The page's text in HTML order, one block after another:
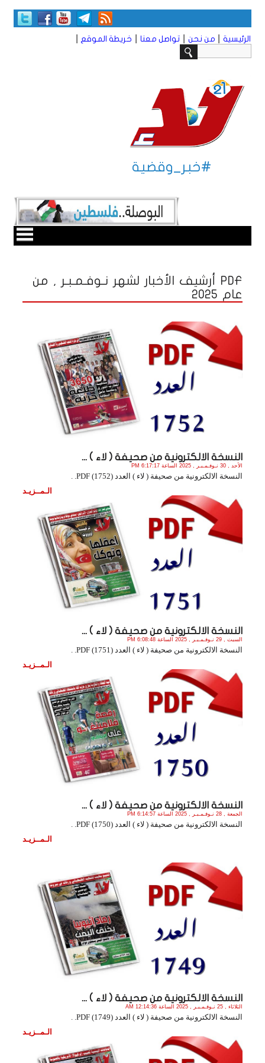
الرئيسية من نحن تواصل معنا خريطة الموقع
#خبر_وقضية
PDF أرشيف الأخبار لشهر نـوفـمـبـر , من
عام 2025
النسخة الالكترونية من صحيفة ( لاء ) ...
الأحد , 30 نـوفـمـبـر , 2025 الساعة 6:17:17 PM
النسخة الالكترونية من صحيفة ( لاء ) العدد (1752) PDF. .
الـمــزيـد
النسخة الالكترونية من صحيفة ( لاء ) ...
السبت , 29 نـوفـمـبـر , 2025 الساعة 6:08:48 PM
النسخة الالكترونية من صحيفة ( لاء ) العدد (1751) PDF. .
الـمــزيـد
النسخة الالكترونية من صحيفة ( لاء ) ...
الجمعة , 28 نـوفـمـبـر , 2025 الساعة 6:14:57 PM
النسخة الالكترونية من صحيفة ( لاء ) العدد (1750) PDF. .
الـمــزيـد
النسخة الالكترونية من صحيفة ( لاء ) ...
الثلاثاء , 25 نـوفـمـبـر , 2025 الساعة 12:14:36 AM
النسخة الالكترونية من صحيفة ( لاء ) العدد (1749) PDF. .
الـمــزيـد